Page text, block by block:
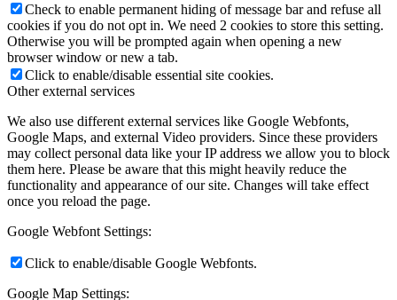
Check to enable permanent hiding of message bar and refuse all
cookies if you do not opt in. We need 2 cookies to store this setting.
Otherwise you will be prompted again when opening a new
browser window or new a tab.
Click to enable/disable essential site cookies.
Other external services
We also use different external services like Google Webfonts,
Google Maps, and external Video providers. Since these providers
may collect personal data like your IP address we allow you to block
them here. Please be aware that this might heavily reduce the
functionality and appearance of our site. Changes will take effect
once you reload the page.
Google Webfont Settings:
Click to enable/disable Google Webfonts.
Google Map Settings: